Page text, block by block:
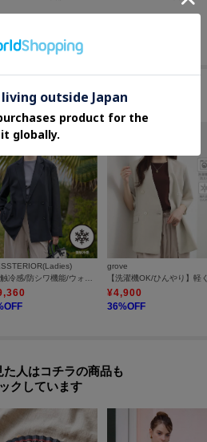
に似ているアイテム
【接触冷感/防シワ機能/ウォッシャブル】クールタッチ リネンブレンドシアージャケット
grove
¥4,900
36%OFF
た人はコチラの商品も
クしています